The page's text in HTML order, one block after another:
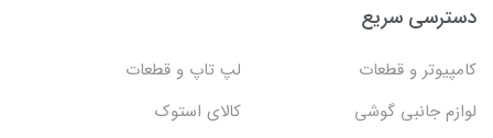
دسترسی سریع
کامپیوتر و قطعات
لپ تاپ و قطعات
لوازم جانبی گوشی
کالای استوک